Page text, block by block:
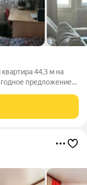
44,3 м на
цене. Прямая